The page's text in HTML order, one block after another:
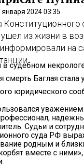
января 2024 03:35
из жизни в
на
в судебном
смерть Баглая стала
юридического
Судьи и
суда РФ
родным и
вместе с